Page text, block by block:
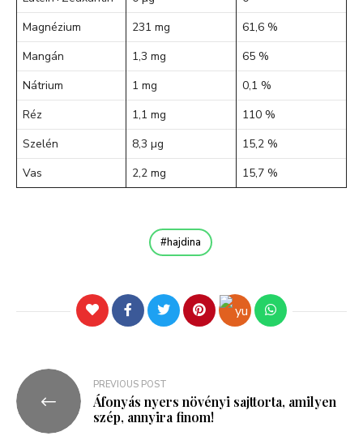
Magnézium
231 mg
61,6 %
Mangán
1,3 mg
65 %
Nátrium
1 mg
0,1 %
Réz
1,1 mg
110 %
Szelén
8,3 µg
15,2 %
Vas
2,2 mg 15,7 %
hajdina
PREVIOUS POST
Áfonyás nyers növényi sajttorta, amilyen
szép, annyira finom!